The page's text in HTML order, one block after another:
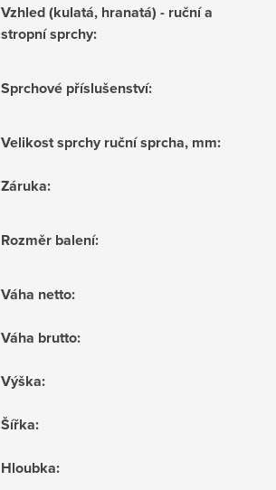
Vzhled (kulatá, hranatá) - ruční a
stropní sprchy:
Sprchové příslušenství:
Velikost sprchy ruční sprcha, mm:
Záruka:
Rozměr balení:
Váha netto:
Váha brutto:
Výška:
Šířka:
Hloubka: